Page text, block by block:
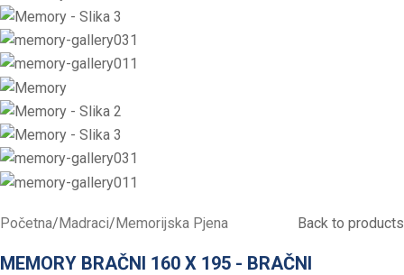
Početna/Madraci/Memorijska Pjena Back to products
MEMORY BRAČNI 160 X 195 - BRAČNI